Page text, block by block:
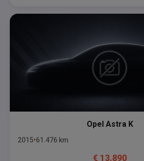
Opel Astra K
2015 61.476 km
€ 13.890